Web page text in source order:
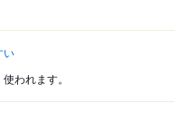
い
われます。